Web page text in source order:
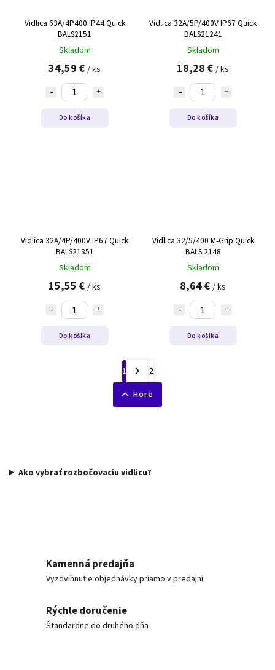
Vidlica 63A/4P400 IP44 Quick
BALS2151
Skladom
34,59 € / ks
Do košíka
Vidlica 32A/5P/400V IP67 Quick
BALS21241
Skladom
18,28 € / ks
Do košíka
Vidlica 32A/4P/400V IP67 Quick
BALS21351
Skladom
15,55 € / ks
Do košíka
Vidlica 32/5/400 M-Grip Quick
BALS 2148
Skladom
8,64 € / ks
Do košíka
1
2
Hore
Ako vybrať rozbočovaciu vidlicu?
Kamenná predajňa
Vyzdvihnutie objednávky priamo v predajni
Rýchle doručenie
Štandardne do druhého dňa